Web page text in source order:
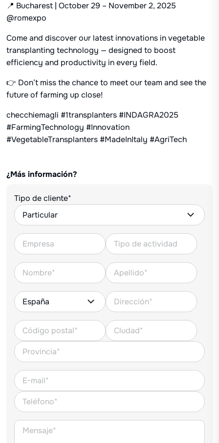
📍 Bucharest | October 29 – November 2, 2025
@romexpo
Come and discover our latest innovations in vegetable
transplanting technology — designed to boost
efficiency and productivity in every field.
👉 Don’t miss the chance to meet our team and see the
future of farming up close!
checchiemagli #1transplanters #INDAGRA2025
#FarmingTechnology #Innovation
#VegetableTransplanters #MadeInItaly #AgriTech
¿Más información?
Tipo de cliente*